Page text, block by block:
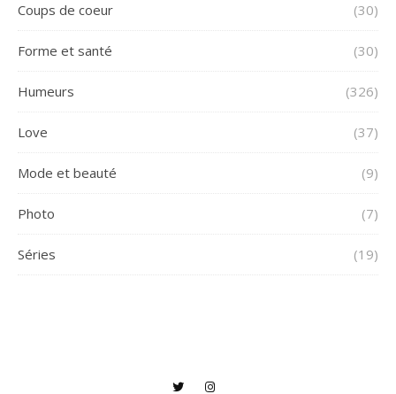
Coups de coeur (30)
Forme et santé (30)
Humeurs (326)
Love (37)
Mode et beauté (9)
Photo (7)
Séries (19)